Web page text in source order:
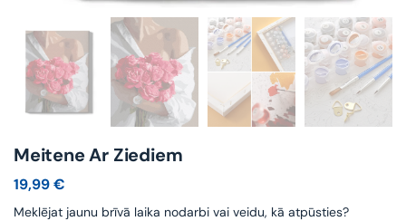
Meitene Ar Ziediem
19,99€
Meklējat jaunu brīvā laika nodarbi vai veidu, kā atpūsties?